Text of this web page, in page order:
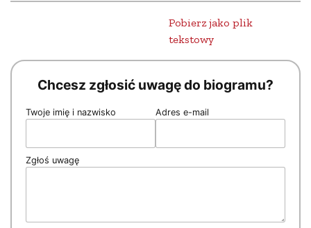
Pobierz jako plik
tekstowy
Chcesz zgłosić uwagę do biogramu?
Twoje imię i nazwisko Adres e-mail
Zgłoś uwagę